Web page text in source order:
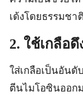
เด้งโดยธรรมชาติ
2. ใช้เกลือ
ใส่เกลือเป็นอันดั
ตีนไมโอซินออก